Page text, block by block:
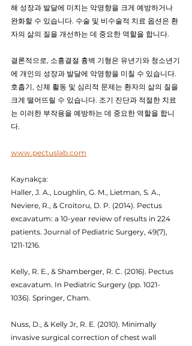
해 성장과 발달에 미치는 악영향을 크게 예방하거나
완화할 수 있습니다. 수술 및 비수술적 치료 옵션은 환
자의 삶의 질을 개선하는 데 중요한 역할을 합니다.
결론적으로, 소흉결절 흉벽 기형은 유년기와 청소년기
에 개인의 성장과 발달에 악영향을 미칠 수 있습니다.
호흡기, 신체 활동 및 심리적 문제는 환자의 삶의 질을
크게 떨어뜨릴 수 있습니다. 조기 진단과 적절한 치료
는 이러한 부작용을 예방하는 데 중요한 역할을 합니
다.
www.pectuslab.com
Kaynakça:
Haller, J. A., Loughlin, G. M., Lietman, S. A.,
Neviere, R., & Croitoru, D. P. (2014). Pectus
excavatum: a 10-year review of results in 224
patients. Journal of Pediatric Surgery, 49(7),
1211-1216.
Kelly, R. E., & Shamberger, R. C. (2016). Pectus
excavatum. In Pediatric Surgery (pp. 1021-
1036). Springer, Cham.
Nuss, D., & Kelly Jr, R. E. (2010). Minimally
invasive surgical correction of chest wall